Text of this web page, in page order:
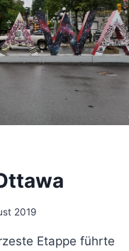
2019
Etappe führte